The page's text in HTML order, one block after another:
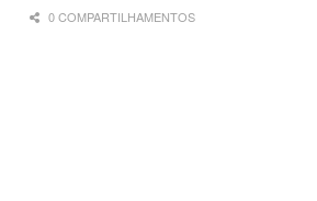
0 COMPARTILHAMENTOS